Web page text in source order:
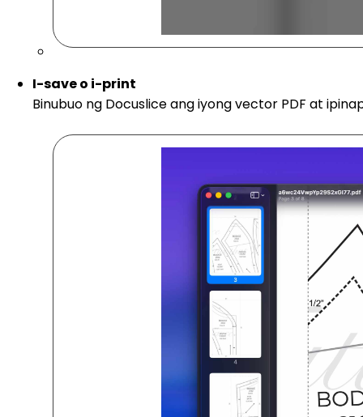
I-save o i-print
Binubuo ng Docuslice ang iyong vector PDF at